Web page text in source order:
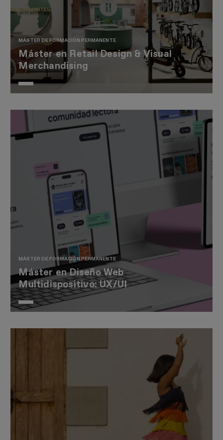
MÁSTER DE FORMACIÓN PERMANENTE
Máster en Retail Design & Visual
Merchandising
MÁSTER DE FORMACIÓN PERMANENTE
Máster en Diseño Web
Multidispositivo: UX/UI